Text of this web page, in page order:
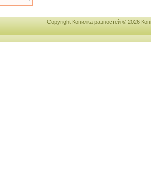
Copyright Копилка разностей © 2026